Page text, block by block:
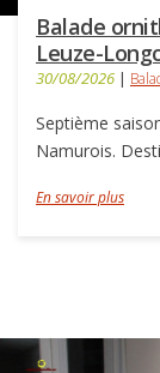
Balade
Leuze-
30/08/2026 |
Septième
Namurois.
En savoir plus